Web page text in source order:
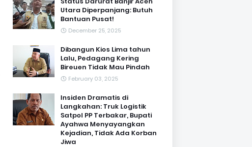
Utara Diperpanjang: Butuh
Bantuan Pusat!
December 25, 2025
Dibangun Kios Lima tahun
Lalu, Pedagang Kering
Bireuen Tidak Mau Pindah
February 03, 2025
Insiden Dramatis di
Langkahan: Truk Logistik
Satpol PP Terbakar, Bupati
Ayahwa Menyayangkan
Kejadian, Tidak Ada Korban
Jiwa